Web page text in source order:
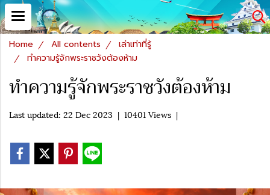
Home All contents
เล่าเท่าที่รู้
ทำความรู้จักพระราชวังต้องห้าม
ทำความรู้จักพระราชวังต้องห้าม
Last updated: 22 Dec 2023 | 10401 Views |